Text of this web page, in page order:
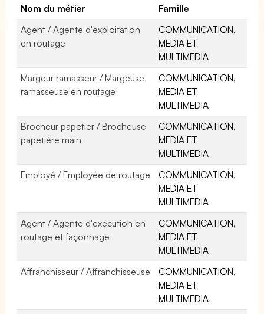
Nom du métier
Famille
Agent / Agente d'exploitation
en routage
COMMUNICATION,
MEDIA ET
MULTIMEDIA
Margeur ramasseur / Margeuse
ramasseuse en routage
COMMUNICATION,
MEDIA ET
MULTIMEDIA
Brocheur papetier / Brocheuse
papetière main
COMMUNICATION,
MEDIA ET
MULTIMEDIA
Employé / Employée de routage
COMMUNICATION,
MEDIA ET
MULTIMEDIA
Agent / Agente d'exécution en
routage et façonnage
COMMUNICATION,
MEDIA ET
MULTIMEDIA
Affranchisseur / Affranchisseuse
COMMUNICATION,
MEDIA ET
MULTIMEDIA